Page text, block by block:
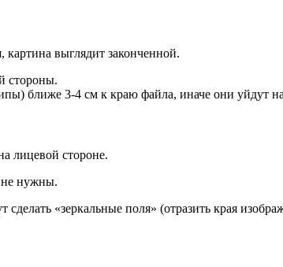
картина выглядит законченной.
стороны.
ближе 3-4 см к краю файла, иначе они уйдут
лицевой стороне.
не нужны.
«зеркальные поля» (отразить края